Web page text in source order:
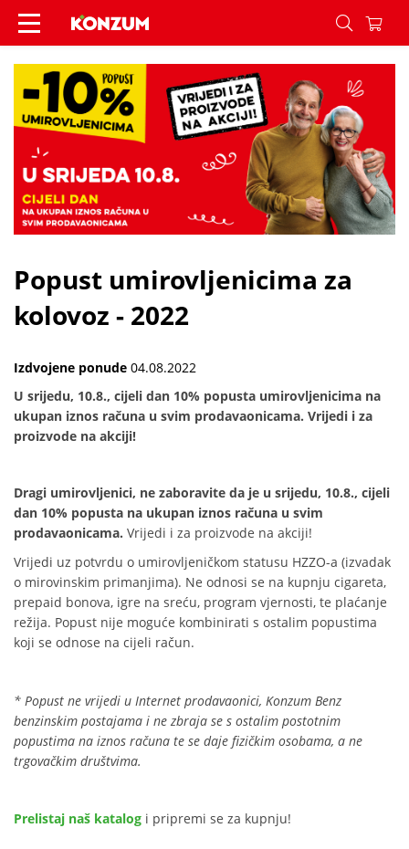
Popust umirovljenicima za kolovoz - 2022 -
Popust umirovljenicima za
kolovoz - 2022
Izdvojene ponude 04.08.2022
U srijedu, 10.8., cijeli dan 10% popusta umirovljenicima na
ukupan iznos računa u svim prodavaonicama. Vrijedi i za
proizvode na akciji!
Dragi umirovljenici, ne zaboravite da je u srijedu, 10.8., cijeli
dan 10% popusta na ukupan iznos računa u svim
prodavaonicama. Vrijedi i za proizvode na akciji!
Vrijedi uz potvrdu o umirovljeničkom statusu HZZO-a (izvadak
o mirovinskim primanjima). Ne odnosi se na kupnju cigareta,
prepaid bonova, igre na sreću, program vjernosti, te plaćanje
režija. Popust nije moguće kombinirati s ostalim popustima
koji se odnose na cijeli račun.
* Popust ne vrijedi u Internet prodavaonici, Konzum Benz
benzinskim postajama i ne zbraja se s ostalim postotnim
popustima na iznos računa te se daje fizičkim osobama, a ne
trgovačkim društvima.
Prelistaj naš katalog i pripremi se za kupnju!